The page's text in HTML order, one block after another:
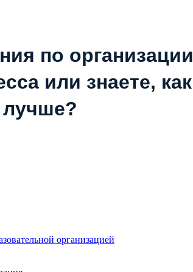
по организации
или знаете, как
лучше?
организацией